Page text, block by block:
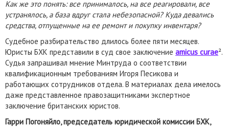
Как же это понять: все принималось, на все реагировали, все
устранялось, а база вдруг стала небезопасной? Куда девались
средства, отпущенные на ее ремонт и покупку инвентаря?
Судебное разбирательство длилось более пяти месяцев.
Юристы БХК представили в суд свое заключение amicus curae².
Судья запрашивал мнение Минтруда о соответствии
квалификационным требованиям Игоря Песикова и
работающих сотрудников отдела. В материалах дела имелось
даже представленное правозащитниками экспертное
заключение британских юристов.
Гарри Погоняйло, председатель юридической комиссии БХК,